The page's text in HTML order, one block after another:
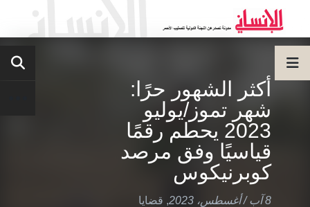
أكثر الشهور حرًا:
شهر تموز/يوليو
2023 يحطم رقمًا
قياسيًا وفق مرصد
كوبرنيكوس
8 آب / أغسطس، 2023 , قضايا